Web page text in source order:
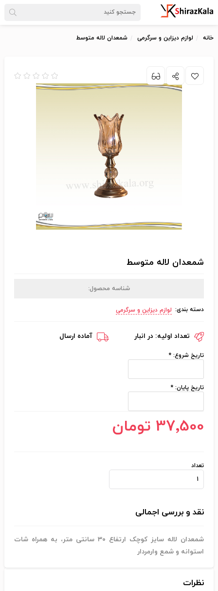
خانه لوازم دیزاین و سرگرمی شمعدان لاله متوسط
شمعدان لاله متوسط
شناسه محصول:
دسته بندی: لوازم دیزاین و سرگرمی
تعداد اولیه: در انبار آماده ارسال
تاریخ شروع: *
تاریخ پایان: *
37٬500 تومان
تعداد
نقد و بررسی اجمالی
شمعدان لاله سایز کوچک ارتفاع ۳۰ سانتی متر، به همراه شات
استوانه و شمع وارمردار
نظرات